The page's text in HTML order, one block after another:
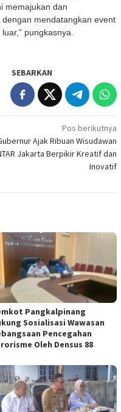
memajukan dan
mendatangkan event
pungkasnya.
SEBARKAN
Pos berikutnya
Ajak Ribuan Wisudawan
Jakarta Berpikir Kreatif dan
Inovatif
Pangkalpinang
Sosialisasi Wawasan
Pencegahan
Oleh Densus 88